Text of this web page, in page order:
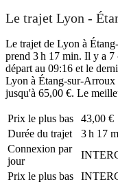
Le trajet Lyon -
Le trajet de Lyon à
prend 3 h 17 min. Il y a 7
départ au 09:16 et le
Lyon à Étang-sur-Arroux
jusqu'à 65,00 €. Le
Prix ​​le plus bas
43,00 €
Durée du trajet
3 h 17
Connexion par
jour
Prix ​​le plus bas